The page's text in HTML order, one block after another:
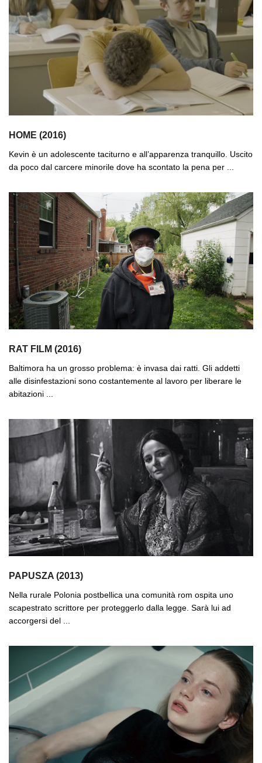
HOME (2016)
Kevin è un adolescente taciturno e all’apparenza tranquillo. Uscito
da poco dal carcere minorile dove ha scontato la pena per ...
RAT FILM (2016)
Baltimora ha un grosso problema: è invasa dai ratti. Gli addetti
alle disinfestazioni sono costantemente al lavoro per liberare le
abitazioni ...
PAPUSZA (2013)
Nella rurale Polonia postbellica una comunità rom ospita uno
scapestrato scrittore per proteggerlo dalla legge. Sarà lui ad
accorgersi del ...